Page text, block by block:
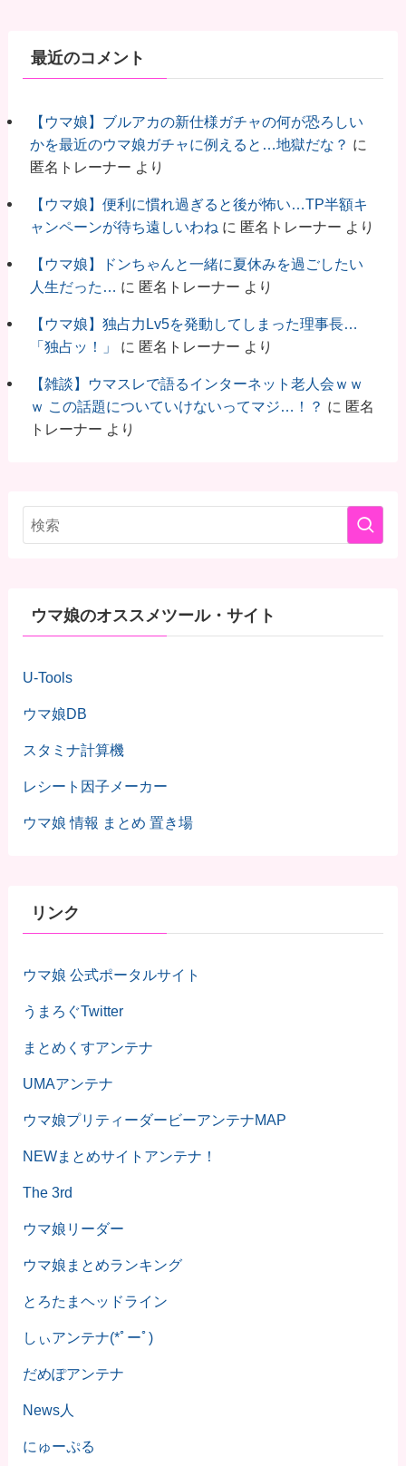
最近のコメント
【ウマ娘】ブルアカの新仕様ガチャの何が恐ろしい
かを最近のウマ娘ガチャに例えると…地獄だな？ に
匿名トレーナー より
【ウマ娘】便利に慣れ過ぎると後が怖い…TP半額キ
ャンペーンが待ち遠しいわね に 匿名トレーナー より
【ウマ娘】ドンちゃんと一緒に夏休みを過ごしたい
人生だった… に 匿名トレーナー より
【ウマ娘】独占力Lv5を発動してしまった理事長…
「独占ッ！」
に 匿名トレーナー より
【雑談】ウマスレで語るインターネット老人会ｗｗ
ｗ この話題についていけないってマジ…！？ に 匿名
トレーナー より
ウマ娘のオススメツール・サイト
U-Tools
ウマ娘DB
スタミナ計算機
レシート因子メーカー
ウマ娘 情報 まとめ 置き場
リンク
ウマ娘 公式ポータルサイト
うまろぐTwitter
まとめくすアンテナ
UMAアンテナ
ウマ娘プリティーダービーアンテナMAP
NEWまとめサイトアンテナ！
The 3rd
ウマ娘リーダー
ウマ娘まとめランキング
とろたまヘッドライン
しぃアンテナ(*ﾟーﾟ)
だめぽアンテナ
News人
にゅーぷる